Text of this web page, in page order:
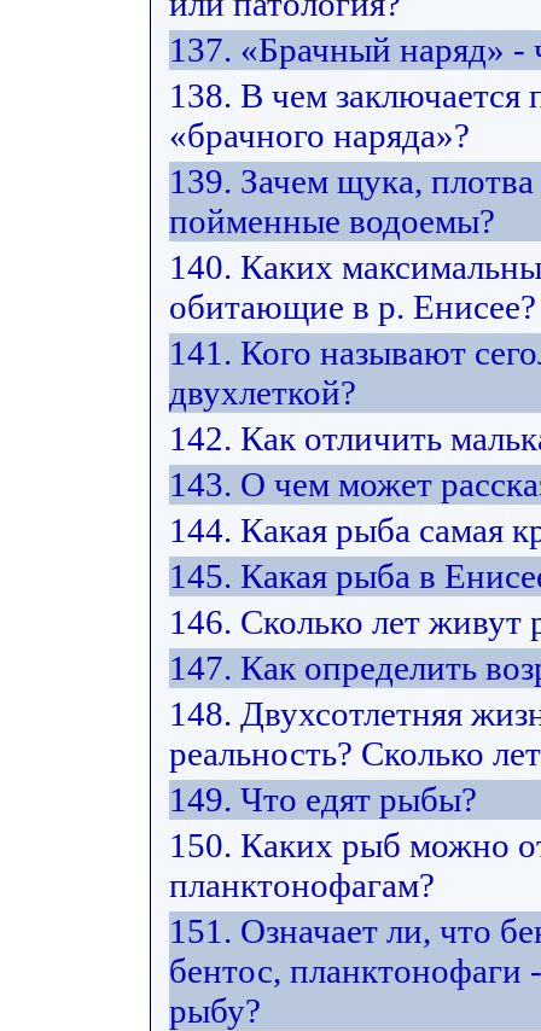
137. «Брачный наряд» -
138. В чем заключается
«брачного наряда»?
139. Зачем щука,
пойменные водоемы?
140. Каких
обитающие в р. Енисее?
141. Кого называют
двухлеткой?
142. Как отличить
143. О чем может
144. Какая рыба самая
145. Какая рыба в
146. Сколько лет живут
147. Как определить
148. Двухсотлетняя
реальность? Сколько
149. Что едят рыбы?
150. Каких рыб можно
планктонофагам?
151. Означает ли, что
бентос,
рыбу?